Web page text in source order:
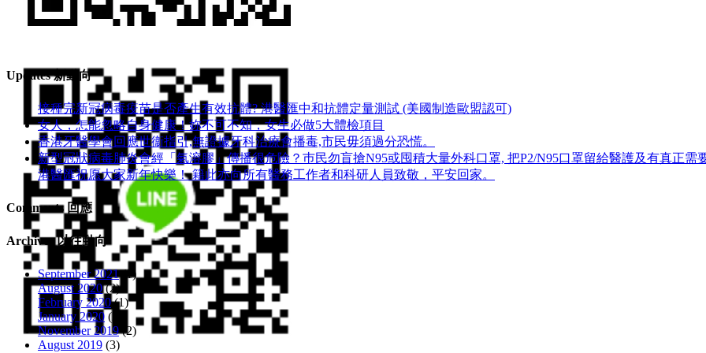
Updates 新動向
接種完新冠病毒疫苗是否產生有效抗體? 港醫匯中和抗體定量測試 (美國制造歐盟認可)
女人，怎能忽略自身健康！妳不可不知，女生必做5大體檢項目
香港牙醫學會回應世衞指引,無證據牙科治療會播毒,市民毋須過分恐慌。
新型冠狀病毒肺炎會經「氣溶膠」傳播很危險？巿民勿盲搶N95或囤積大量外科口罩, 把P​2/N95口罩留給醫護及有真正需
港醫匯祝愿大家新年快樂！ 籍此亦向所有醫務工作者和科研人員致敬，平安回家。
Comments 回應
Archives 以往動向
September 2021(1)
August 2020(2)
February 2020(1)
January 2020 (2)
November 2019(2)
August 2019 (3)